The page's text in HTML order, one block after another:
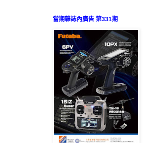
當期雜誌內廣告 第331期